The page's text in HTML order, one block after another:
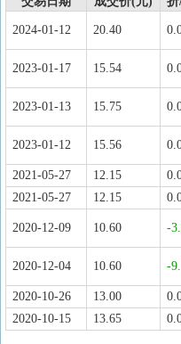
2024-01-12 20.40
2023-01-17 15.54
2023-01-13 15.75
2023-01-12 15.56
2021-05-27 12.15
2021-05-27
12.15
2020-12-09 10.60 -
2020-12-04 10.60 -
2020-10-26 13.00
2020-10-15
13.65